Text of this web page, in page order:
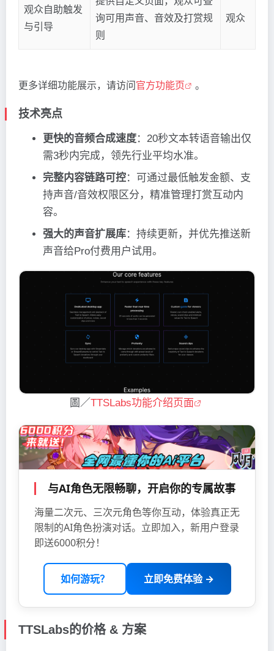
观众自助触发
与引导
询可用声音、音效及打赏规
则
观众
更多详细功能展示，请访问 官方功能页 。
技术亮点
更快的音频合成速度：20秒文本转语音输出仅
需3秒内完成，领先行业平均水准。
完整内容链路可控：可通过最低触发金额、支
持声音/音效权限区分，精准管理打赏互动内
容。
强大的声音扩展库：持续更新，并优先推送新
声音给Pro付费用户试用。
圖／TTSLabs功能介绍页面
与AI角色无限畅聊，开启你的专属故事
海量二次元、三次元角色等你互动，体验真正无
限制的AI角色扮演对话。立即加入，新用户登录
即送6000积分！
如何游玩？ 立即免费体验 →
TTSLabs的价格 & 方案